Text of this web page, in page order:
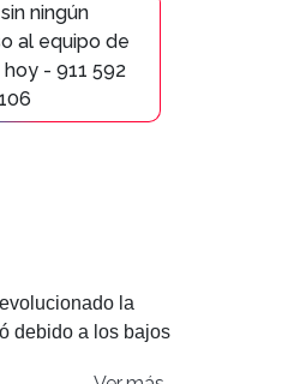
ningún
al equipo de
- 911 592
la
debido a los bajos